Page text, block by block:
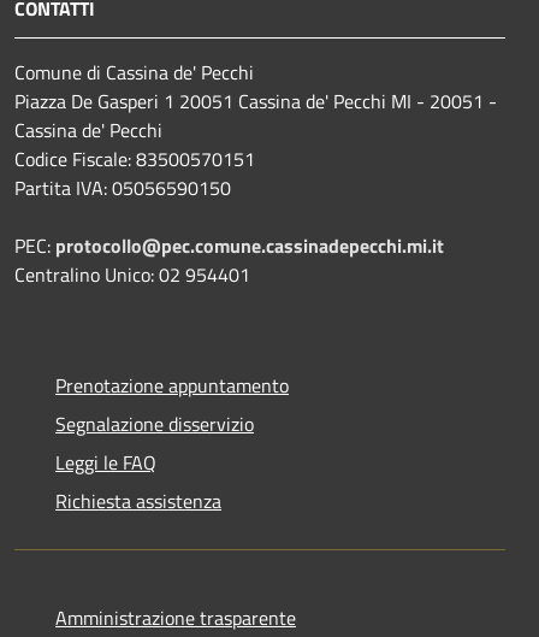
CONTATTI
Comune di Cassina de' Pecchi
Piazza De Gasperi 1 20051 Cassina de' Pecchi MI - 20051 -
Cassina de' Pecchi
Codice Fiscale: 83500570151
Partita IVA: 05056590150
PEC: protocollo@pec.comune.cassinadepecchi.mi.it
Centralino Unico: 02 954401
Prenotazione appuntamento
Segnalazione disservizio
Leggi le FAQ
Richiesta assistenza
Amministrazione trasparente